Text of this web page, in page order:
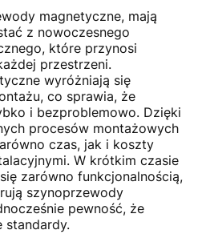
magnetyczne, mają
z nowoczesnego
które przynosi
przestrzeni.
wyróżniają się
co sprawia, że
i bezproblemowo. Dzięki
procesów montażowych
czas, jak i koszty
W krótkim czasie
zarówno funkcjonalnością,
szynoprzewody
pewność, że
standardy.